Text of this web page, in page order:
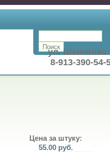
ул. Шевченко
8-913-390-54-
Цена за штуку:
55.00 руб.